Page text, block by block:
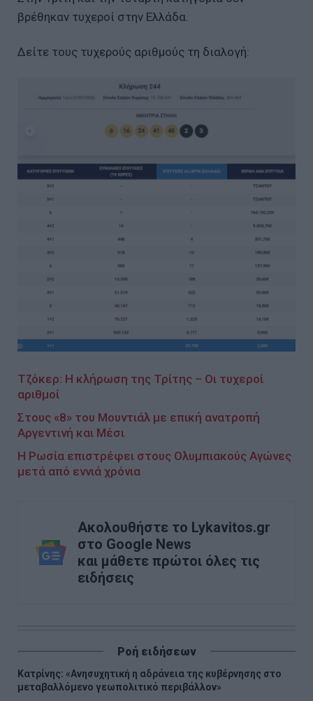
βρέθηκαν τυχεροί στην Ελλάδα.
Δείτε τους τυχερούς αριθμούς τη διαλογή:
Τζόκερ: Η κλήρωση της Τρίτης – Οι τυχεροί
αριθμοί
Στους «8» του Μουντιάλ με επική ανατροπή
Αργεντινή και Μέσι
Η Ρωσία επιστρέφει στους Ολυμπιακούς Αγώνες
μετά από εννιά χρόνια
Ακολουθήστε το Lykavitos.gr
στο Google News
και μάθετε πρώτοι όλες τις
ειδήσεις
Ροή ειδήσεων
Κατρίνης: «Ανησυχητική η αδράνεια της κυβέρνησης στο
μεταβαλλόμενο γεωπολιτικό περιβάλλον»